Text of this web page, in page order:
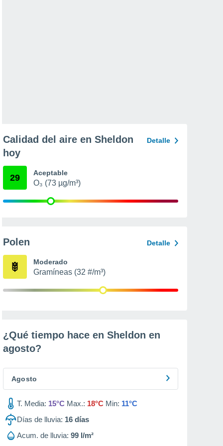
Calidad del aire en Sheldon
hoy
Detalle
29 Aceptable
O₃ (73 µg/m³)
Polen Detalle
Moderado
Gramíneas (32 #/m³)
¿Qué tiempo hace en Sheldon en
agosto?
Agosto
T. Media: 15°C Max.: 18°C Min: 11°C
Días de lluvia: 16 días
Acum. de lluvia: 99 l/m²